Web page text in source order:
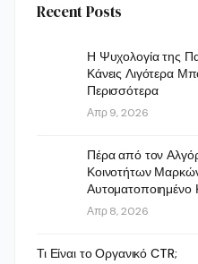
Recent Posts
Η Ψυχολογία της
Κάνεις Λιγότερα
Περισσότερα
Απρ 9, 2026
Πέρα από τον
Κοινοτήτων
Απρ 8, 2026
Τι Είναι το Οργανικό CTR;